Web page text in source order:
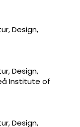
Design,
Design,
Institute of
Design,